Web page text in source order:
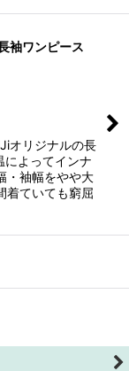
袖ワンピース
オリジナルの長
によってインナ
・袖幅をやや大
着ていても窮屈